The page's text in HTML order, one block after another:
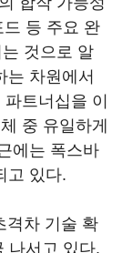
등 주요 완
것으로 알
는 차원에서
트너십을 이
중 유일하게
에는 폭스바
고 있다.
격차 기술 확
나서고 있다.